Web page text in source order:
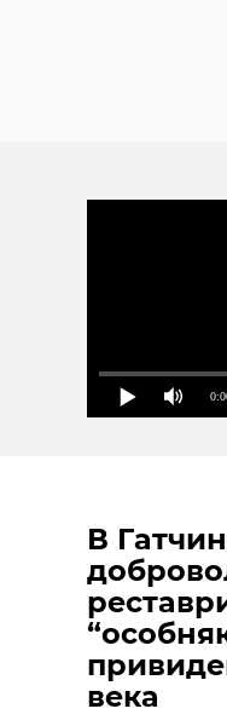
В
века